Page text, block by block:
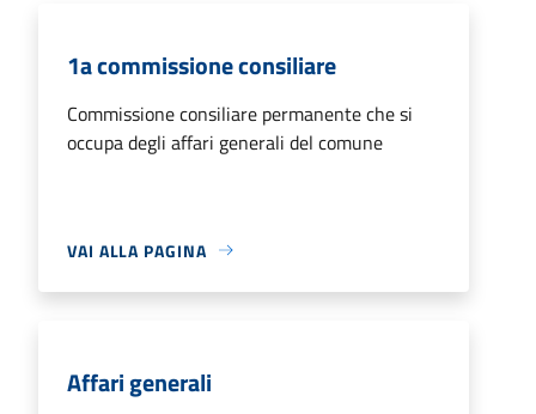
1a commissione consiliare
Commissione consiliare permanente che si
occupa degli affari generali del comune
VAI ALLA PAGINA
Affari generali